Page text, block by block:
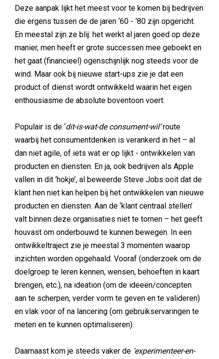
Deze aanpak lijkt het meest voor te komen bij bedrijven
die ergens tussen de de jaren ‘60 - ‘80 zijn opgericht.
En meestal zijn ze blij: het werkt al jaren goed op deze
manier, men heeft er grote successen mee geboekt en
het gaat (financieel) ogenschijnlijk nog steeds voor de
wind. Maar ook bij nieuwe start-ups zie je dat een
product of dienst wordt ontwikkeld waarin het eigen
enthousiasme de absolute boventoon voert.
Populair is de ‘dit-is-wat-de consument-wil’route
waarbij het consumentdenken is verankerd in het – al
dan niet agile, of iets wat er op lijkt - ontwikkelen van
producten en diensten. En ja, ook bedrijven als Apple
vallen in dit ‘hokje’, al beweerde Steve Jobs ooit dat de
klant hen niet kan helpen bij het ontwikkelen van nieuwe
producten en diensten. Aan de ‘klant centraal stellen’
valt binnen deze organisaties niet te tornen – het geeft
houvast om onderbouwd te kunnen bewegen. In een
ontwikkeltraject zie je meestal 3 momenten waarop
inzichten worden opgehaald. Vooraf (onderzoek om de
doelgroep te leren kennen, wensen, behoeften in kaart
brengen, etc.), na ideation (om de ideeën/concepten
aan te scherpen, verder vorm te geven en te valideren)
en vlak voor of na lancering (om gebruikservaringen te
meten en te kunnen optimaliseren).
Daarnaast kom je steeds vaker de ‘experimenteer-en-